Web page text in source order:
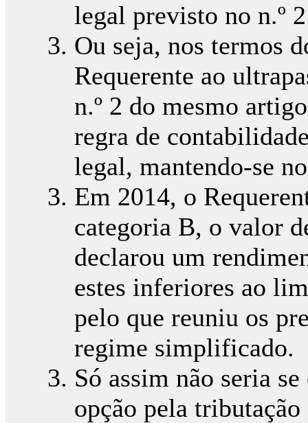
legal previsto no n.º
Ou seja, nos termos
Requerente ao
n.º 2 do mesmo
regra de
legal, mantendo-se
Em 2014, o
categoria B, o valor
declarou um
estes inferiores ao
pelo que reuniu os
regime simplificado.
Só assim não seria
opção pela